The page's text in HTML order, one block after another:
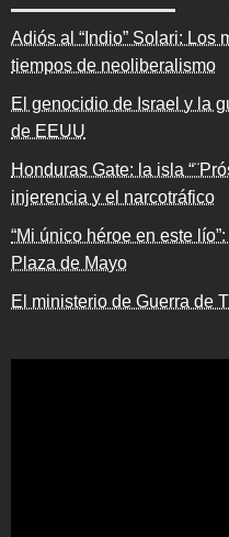
Adiós al “Indio” Solari: Los
tiempos de neoliberalismo
El genocidio de Israel y la
de EEUU
Honduras Gate: la isla
injerencia y el narcotráfico
“Mi único héroe en este
Plaza de Mayo
El ministerio de Guerra de